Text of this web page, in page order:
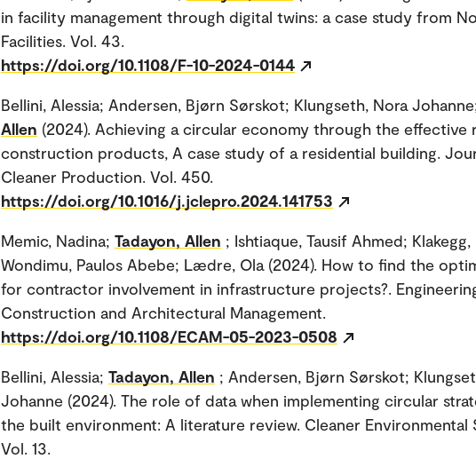
in facility management through digital twins: a case study from
Facilities. Vol. 43.
https://doi.org/10.1108/F-10-2024-0144
Bellini, Alessia; Andersen, Bjørn Sørskot; Klungseth, Nora
Allen (2024). Achieving a circular economy through the effective
construction products, A case study of a residential building.
Cleaner Production. Vol. 450.
https://doi.org/10.1016/j.jclepro.2024.141753
Memic, Nadina; Tadayon, Allen ; Ishtiaque, Tausif Ahmed;
Wondimu, Paulos Abebe; Lædre, Ola (2024). How to find the
for contractor involvement in infrastructure projects?.
Construction and Architectural Management.
https://doi.org/10.1108/ECAM-05-2023-0508
Bellini, Alessia; Tadayon, Allen ; Andersen, Bjørn Sørskot;
Johanne (2024). The role of data when implementing circular
the built environment: A literature review. Cleaner Environmental
Vol. 13.